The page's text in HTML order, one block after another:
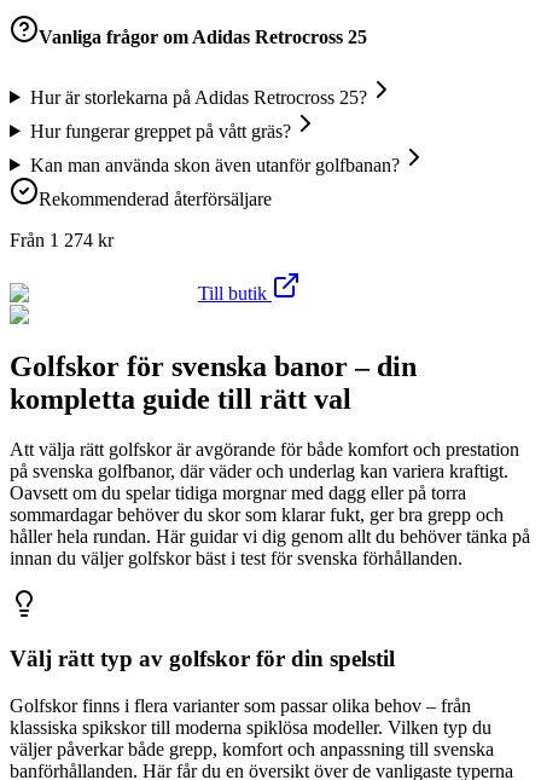
Vanliga frågor om Adidas Retrocross 25
Hur är storlekarna på Adidas Retrocross 25?
Hur fungerar greppet på vått gräs?
Kan man använda skon även utanför golfbanan?
Rekommenderad återförsäljare
Från 1 274 kr
Till butik
Golfskor för svenska banor – din
kompletta guide till rätt val
Att välja rätt golfskor är avgörande för både komfort och prestation
på svenska golfbanor, där väder och underlag kan variera kraftigt.
Oavsett om du spelar tidiga morgnar med dagg eller på torra
sommardagar behöver du skor som klarar fukt, ger bra grepp och
håller hela rundan. Här guidar vi dig genom allt du behöver tänka på
innan du väljer golfskor bäst i test för svenska förhållanden.
Välj rätt typ av golfskor för din spelstil
Golfskor finns i flera varianter som passar olika behov – från
klassiska spikskor till moderna spiklösa modeller. Vilken typ du
väljer påverkar både grepp, komfort och anpassning till svenska
banförhållanden. Här får du en översikt över de vanligaste typerna